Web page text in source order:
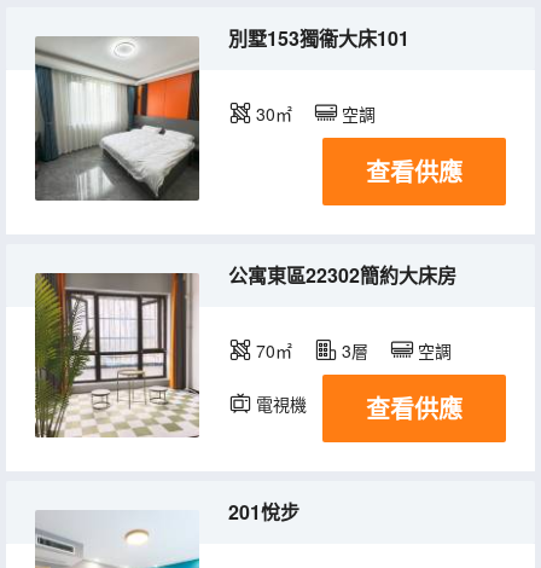
別墅153獨衞大床101
30㎡ 空調
查看供應
公寓東區22302簡約大床房
70㎡ 3層 空調
電視機 查看供應
201悅步